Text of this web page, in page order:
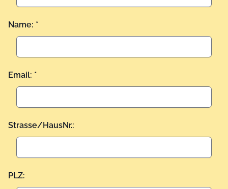
Name: *
Email: *
Strasse/HausNr.:
PLZ: